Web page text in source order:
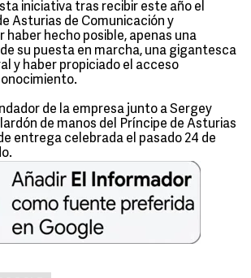
iniciativa tras recibir este año el
Asturias de Comunicación y
haber hecho posible, apenas una
su puesta en marcha, una gigantesca
y haber propiciado el acceso
de la empresa junto a Sergey
de manos del Príncipe de Asturias
entrega celebrada el pasado 24 de